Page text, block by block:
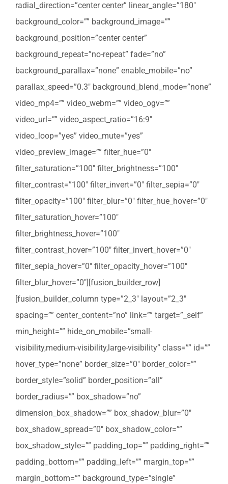
radial_direction=”center center” linear_angle=”180″
background_color=”” background_image=””
background_position=”center center”
background_repeat=”no-repeat” fade=”no”
background_parallax=”none” enable_mobile=”no”
parallax_speed=”0.3″ background_blend_mode=”none”
video_mp4=”” video_webm=”” video_ogv=””
video_url=”” video_aspect_ratio=”16:9″
video_loop=”yes” video_mute=”yes”
video_preview_image=”” filter_hue=”0″
filter_saturation=”100″ filter_brightness=”100″
filter_contrast=”100″ filter_invert=”0″ filter_sepia=”0″
filter_opacity=”100″ filter_blur=”0″ filter_hue_hover=”0″
filter_saturation_hover=”100″
filter_brightness_hover=”100″
filter_contrast_hover=”100″ filter_invert_hover=”0″
filter_sepia_hover=”0″ filter_opacity_hover=”100″
filter_blur_hover=”0″][fusion_builder_row]
[fusion_builder_column type=”2_3″ layout=”2_3″
spacing=”” center_content=”no” link=”” target=”_self”
min_height=”” hide_on_mobile=”small-
visibility,medium-visibility,large-visibility” class=”” id=””
hover_type=”none” border_size=”0″ border_color=””
border_style=”solid” border_position=”all”
border_radius=”” box_shadow=”no”
dimension_box_shadow=”” box_shadow_blur=”0″
box_shadow_spread=”0″ box_shadow_color=””
box_shadow_style=”” padding_top=”” padding_right=””
padding_bottom=”” padding_left=”” margin_top=””
margin_bottom=”” background_type=”single”